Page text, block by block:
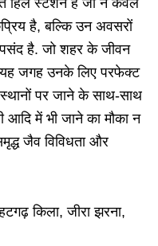
है, बल्कि उन अवसरों
है. जो शहर के जीवन
यह जगह उनके लिए परफेक्ट
पर जाने के साथ-साथ
आदि में भी जाने का मौका न
जैव विविधता और
किला, जीरा झरना,